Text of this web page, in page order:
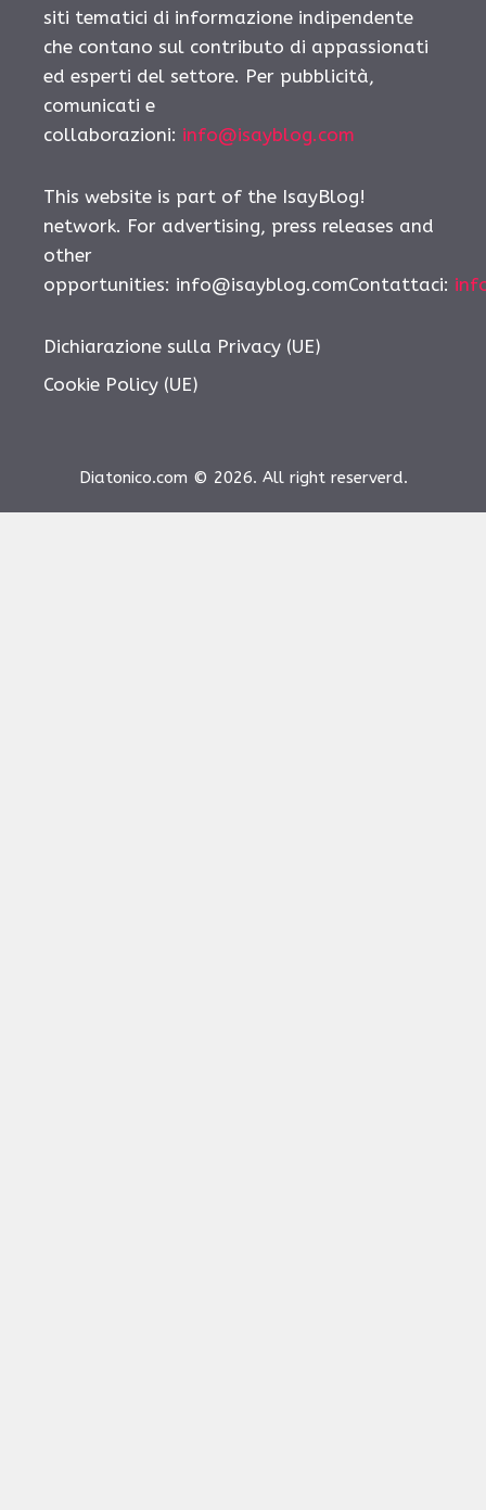
siti tematici di informazione indipendente
che contano sul contributo di appassionati
ed esperti del settore. Per pubblicità,
comunicati e
collaborazioni: info@isayblog.com
This website is part of the IsayBlog!
network. For advertising, press releases and
other
opportunities: info@isayblog.comContattaci:
Dichiarazione sulla Privacy (UE)
Cookie Policy (UE)
Diatonico.com © 2026. All right reserverd.